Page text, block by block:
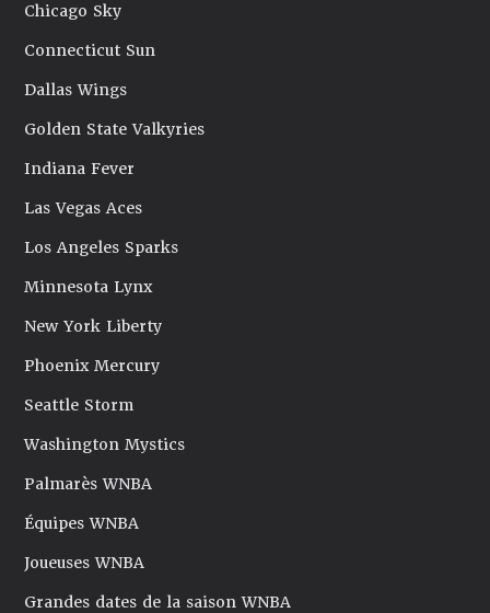
Chicago Sky
Connecticut Sun
Dallas Wings
Golden State Valkyries
Indiana Fever
Las Vegas Aces
Los Angeles Sparks
Minnesota Lynx
New York Liberty
Phoenix Mercury
Seattle Storm
Washington Mystics
Palmarès WNBA
Équipes WNBA
Joueuses WNBA
Grandes dates de la saison WNBA